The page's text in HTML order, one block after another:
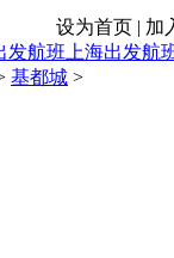
设为首页 | 加
发航班 上海出发航
基都城 >